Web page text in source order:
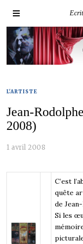
L'ARTISTE
Jean-
2008)
1 avril 2008
C’est
quête
de
Si les